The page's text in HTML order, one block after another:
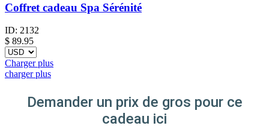
Coffret cadeau Spa Sérénité
ID: 2132
$ 89.95
Charger plus
charger plus
Demander un prix de gros pour ce
cadeau ici